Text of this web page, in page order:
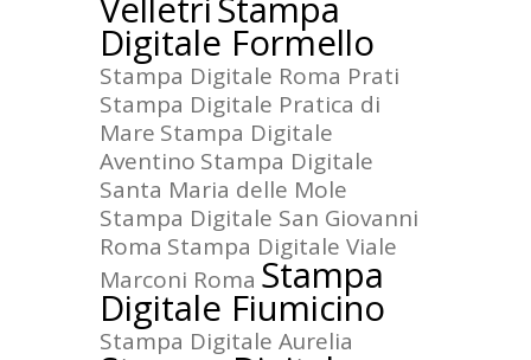
VelletriStampa
Digitale Formello
Stampa Digitale Roma Prati
Stampa Digitale Pratica di
Mare Stampa Digitale
Aventino Stampa Digitale
Santa Maria delle Mole
Stampa Digitale San Giovanni
Roma Stampa Digitale Viale
Marconi Roma Stampa
Digitale Fiumicino
Stampa Digitale Aurelia